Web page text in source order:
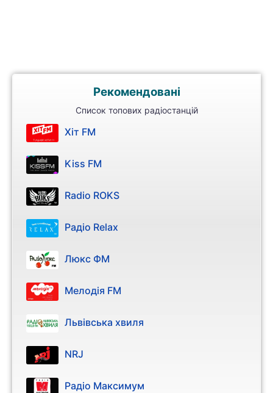
Рекомендовані
Список топових радіостанцій
Хіт FM
Kiss FM
Radio ROKS
Радіо Relax
Люкс ФМ
Мелодія FM
Львівська хвиля
NRJ
Радіо Максимум